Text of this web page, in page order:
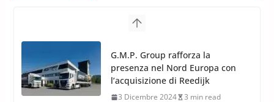
TPMS Alcar Sensor – Sistemi di
Monitoraggio Pressione
Pneumatici
4 Aprile 2022 3 min read